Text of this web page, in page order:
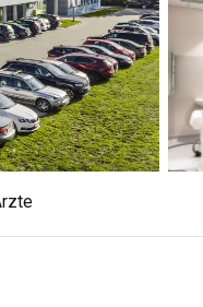
Ärzte